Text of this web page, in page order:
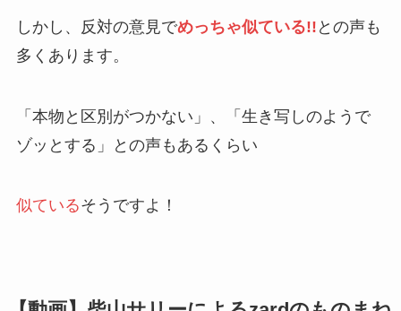
しかし、反対の意見でめっちゃ似ている!! との声も
多くあります。
「本物と区別がつかない」、「生き写しのようで
ゾッとする」との声もあるくらい
似ているそうですよ！